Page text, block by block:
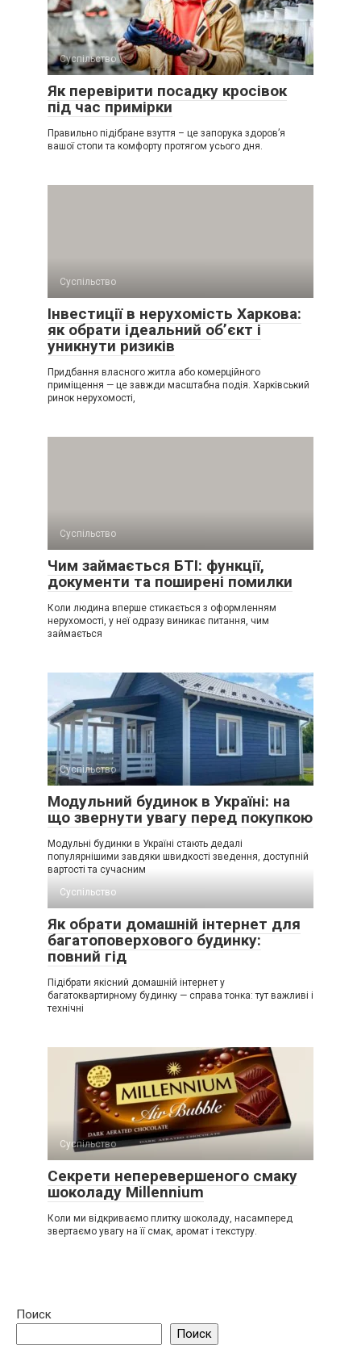
Суспільство
Як перевірити посадку кросівок
під час примірки
Правильно підібране взуття – це запорука здоров’я
вашої стопи та комфорту протягом усього дня.
Суспільство
Інвестиції в нерухомість Харкова:
як обрати ідеальний об’єкт і
уникнути ризиків
Придбання власного житла або комерційного
приміщення — це завжди масштабна подія. Харківський
ринок нерухомості,
Суспільство
Чим займається БТІ: функції,
документи та поширені помилки
Коли людина вперше стикається з оформленням
нерухомості, у неї одразу виникає питання, чим
займається
Суспільство
Модульний будинок в Україні: на
що звернути увагу перед покупкою
Модульні будинки в Україні стають дедалі
популярнішими завдяки швидкості зведення, доступній
вартості та сучасним
Суспільство
Як обрати домашній інтернет для
багатоповерхового будинку:
повний гід
Підібрати якісний домашній інтернет у
багатоквартирному будинку — справа тонка: тут важливі і
технічні
Суспільство
Секрети неперевершеного смаку
шоколаду Millennium
Коли ми відкриваємо плитку шоколаду, насамперед
звертаємо увагу на її смак, аромат і текстуру.
Поиск
Поиск